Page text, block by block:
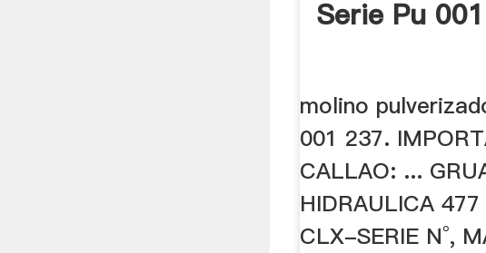
Serie Pu
molino
001 237.
CALLAO: ...
HIDRAULICA
CLX-SERIE N°,